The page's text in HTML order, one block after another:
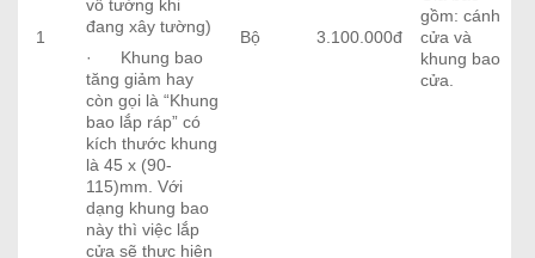
1
vô tường khi
đang xây tường)
· Khung bao
tăng giảm hay
còn gọi là “Khung
bao lắp ráp” có
kích thước khung
là 45 x (90-
115)mm. Với
dạng khung bao
này thì việc lắp
cửa sẽ thực hiện
Bộ 3.100.000đ
gồm: cánh
cửa và
khung bao
cửa.